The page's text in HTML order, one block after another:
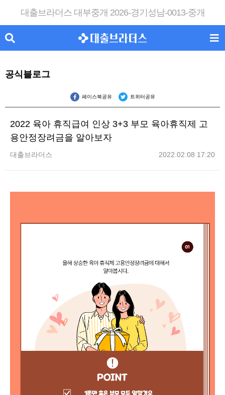
대출브라더스 대부중개 2026-경기성남-0013-중개
공식블로그
페이스북공유 트위터공유
2022 육아 휴직급여 인상 3+3 부모 육아휴직제 고
용안정장려금을 알아보자
대출브라더스 2022.02.08 17:20